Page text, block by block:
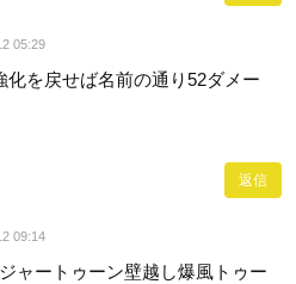
05:29
化を戻せば名前の通り52ダメー
返信
09:14
ャートゥーン壁越し爆風トゥー